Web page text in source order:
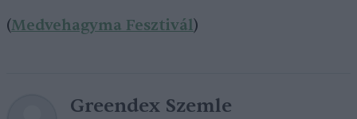
(Medvehagyma Fesztivál)
Greendex Szemle